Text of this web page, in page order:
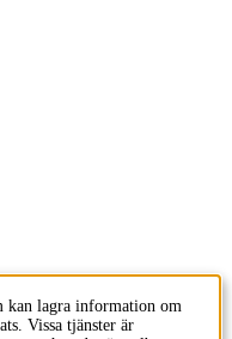
kan lagra information om
Vissa tjänster är